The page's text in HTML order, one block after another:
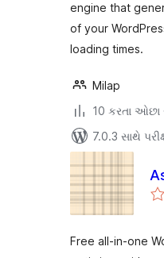
engine that
of your
loading times.
Milap
10 કરતા ઓછા
7.0.3 સાથે
Free all-in-one